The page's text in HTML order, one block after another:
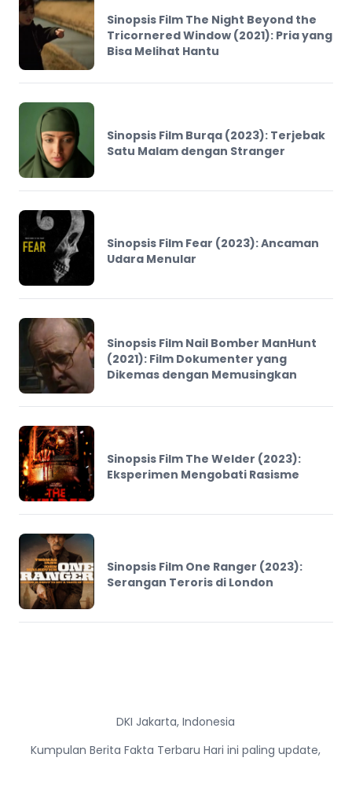
Sinopsis Film The Night Beyond the
Tricornered Window (2021): Pria yang
Bisa Melihat Hantu
Sinopsis Film Burqa (2023): Terjebak
Satu Malam dengan Stranger
Sinopsis Film Fear (2023): Ancaman
Udara Menular
Sinopsis Film Nail Bomber ManHunt
(2021): Film Dokumenter yang
Dikemas dengan Memusingkan
Sinopsis Film The Welder (2023):
Eksperimen Mengobati Rasisme
Sinopsis Film One Ranger (2023):
Serangan Teroris di London
DKI Jakarta, Indonesia
Kumpulan Berita Fakta Terbaru Hari ini paling update,